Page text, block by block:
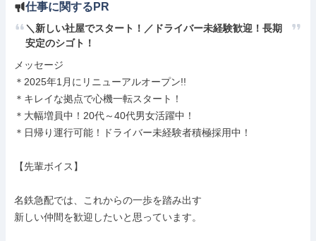
仕事に関するPR
＼新しい社屋でスタート！／ドライバー未経験歓迎！長期
安定のシゴト！
メッセージ
＊2025年1月にリニューアルオープン!!
＊キレイな拠点で心機一転スタート！
＊大幅増員中！20代～40代男女活躍中！
＊日帰り運行可能！ドライバー未経験者積極採用中！
【先輩ボイス】
名鉄急配では、これからの一歩を踏み出す
新しい仲間を歓迎したいと思っています。